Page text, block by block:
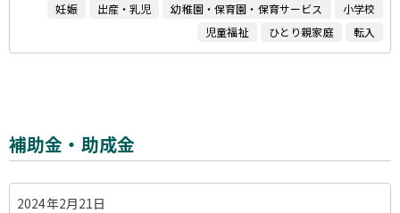
妊娠 出産・乳児 幼稚園・保育園・保育サービス
小学校
児童福祉
ひとり親家庭 転入
補助金・助成金
2024年2月21日